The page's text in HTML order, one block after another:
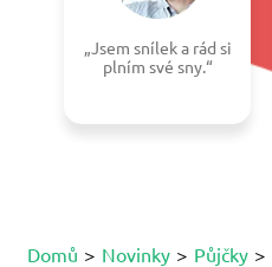
„Jsem snílek a rád si
plním své sny.“
Domů Novinky Půjčky